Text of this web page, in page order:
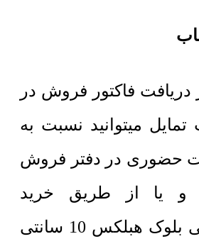
فاکتور فروش در
میتوانید نسبت به
حضوری در دفتر فروش
و یا از طریق خرید
اینترنتی بلوک هبلکس 10 سانتی